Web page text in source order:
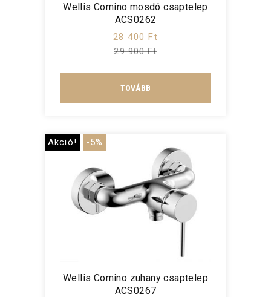
Wellis Comino mosdó csaptelep
ACS0262
28 400 Ft
29 900 Ft
TOVÁBB
Akció! -5%
Wellis Comino zuhany csaptelep
ACS0267